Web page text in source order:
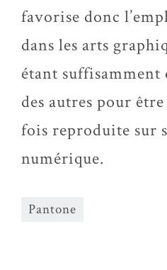
favorise donc
dans les arts
étant suffisamment
des autres pour
fois reproduite sur
numérique.
Pantone